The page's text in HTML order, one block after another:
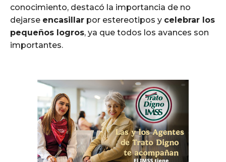
conocimiento, destacó la importancia de no
dejarse encasillar por estereotipos y celebrar los
pequeños logros, ya que todos los avances son
importantes.